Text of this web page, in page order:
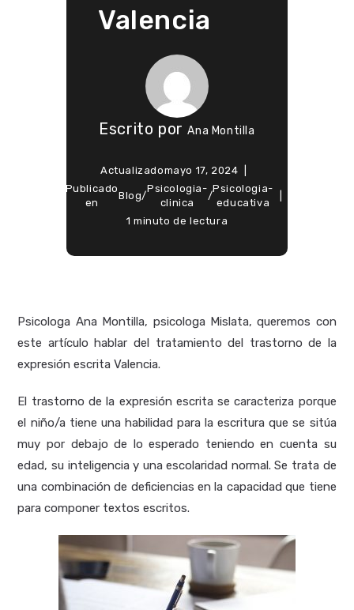
Valencia
Escrito porAna Montilla
Actualizadomayo 17, 2024
Publicado
en
Blog/
Psicologia-
clinica
/
Psicologia-
educativa
1 minuto de lectura
Psicologa Ana Montilla, psicologa Mislata, queremos con
este artículo hablar del tratamiento del trastorno de la
expresión escrita Valencia.
El trastorno de la expresión escrita se caracteriza porque
el niño/a tiene una habilidad para la escritura que se sitúa
muy por debajo de lo esperado teniendo en cuenta su
edad, su inteligencia y una escolaridad normal. Se trata de
una combinación de deficiencias en la capacidad que tiene
para componer textos escritos.